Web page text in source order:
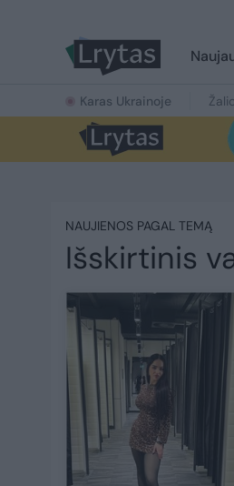
Karas Ukrainoje
NAUJIENOS PAGAL TEMĄ
Išskirtinis